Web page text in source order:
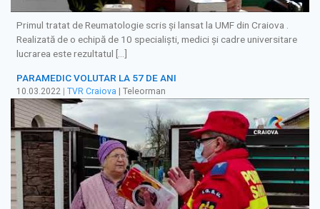
Primul tratat de Reumatologie scris și lansat la UMF din Craiova .
Realizată de o echipă de 10 specialiști, medici și cadre universitare
lucrarea este rezultatul […]
PARAMEDIC VOLUTAR LA 57 DE ANI
10.03.2022 TVR Craiova | Teleorman